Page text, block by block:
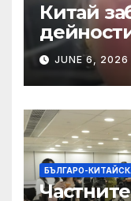
Китай
правила
JUNE 6, 2026
БЪЛГАРО-